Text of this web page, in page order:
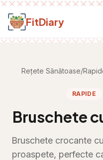
Salt la conținut
FitDiary
Rețete Sănătoase/
RAPIDE
Bruschete
Bruschete crocante
proaspete, perfecte